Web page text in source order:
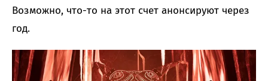
Возможно, что-то на этот счет анонсируют через
год.